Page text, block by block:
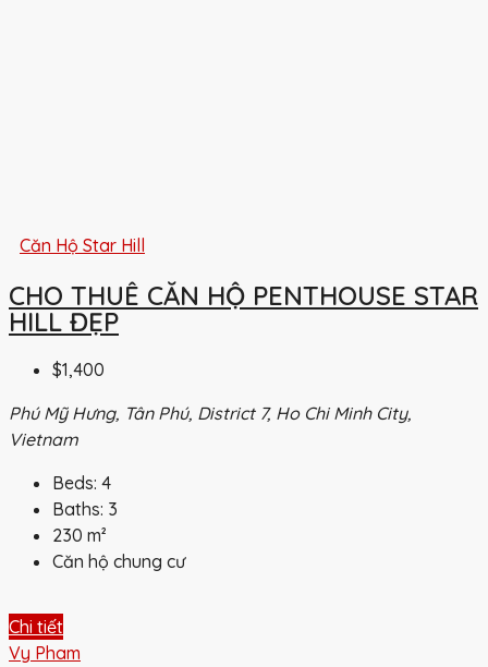
Căn Hộ Star Hill
CHO THUÊ CĂN HỘ PENTHOUSE STAR
HILL ĐẸP
$1,400
Phú Mỹ Hưng, Tân Phú, District 7, Ho Chi Minh City,
Vietnam
Beds: 4
Baths: 3
230 m²
Căn hộ chung cư
Chi tiết
Vy Pham